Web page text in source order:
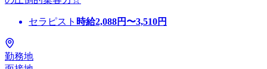
セラピスト 時給2,088円〜3,510円
勤務地